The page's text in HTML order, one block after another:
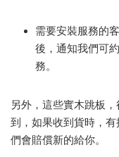
需要安裝服務的
後，通知我們可
務。
另外，這些實木跳板
到，如果收到貨時，
們會賠償新的給你。